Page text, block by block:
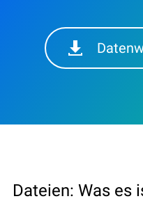
Dateien: Was es